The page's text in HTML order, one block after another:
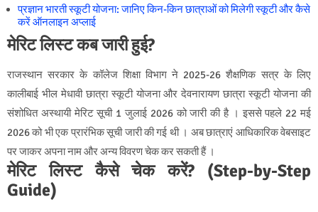
प्रज्ञान भारती स्कूटी योजना: जानिए किन-किन छात्राओं को मिलेगी स्कूटी और कैसे
करें ऑनलाइन अप्लाई
मेरिट लिस्ट कब जारी हुई?
राजस्थान सरकार के कॉलेज शिक्षा विभाग ने 2025-26 शैक्षणिक सत्र के लिए
कालीबाई भील मेधावी छात्रा स्कूटी योजना और देवनारायण छात्रा स्कूटी योजना की
संशोधित अस्थायी मेरिट सूची 1 जुलाई 2026 को जारी की है । इससे पहले 22 मई
2026 को भी एक प्रारंभिक सूची जारी की गई थी । अब छात्राएं आधिकारिक वेबसाइट
पर जाकर अपना नाम और अन्य विवरण चेक कर सकती हैं ।
मेरिट लिस्ट कैसे चेक करें? (Step-by-Step
Guide)